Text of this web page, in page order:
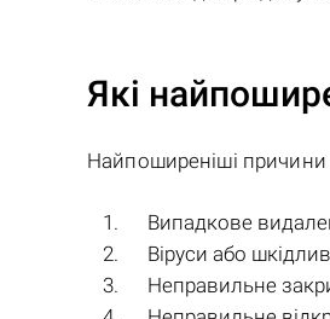
Які
Найпоширеніші
Випадкове
Віруси або
Неправильне